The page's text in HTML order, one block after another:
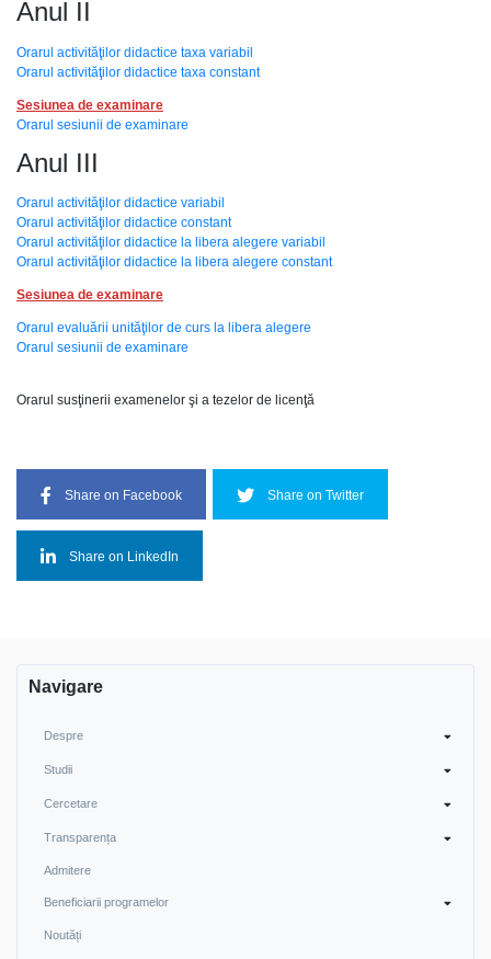
Anul II
Orarul activităţilor didactice taxa variabil
Orarul activităţilor didactice taxa constant
Sesiunea de examinare
Orarul sesiunii de examinare
Anul III
Orarul activităţilor didactice variabil
Orarul activităţilor didactice constant
Orarul activităţilor didactice la libera alegere variabil
Orarul activităţilor didactice la libera alegere constant
Sesiunea de examinare
Orarul evaluării unităţilor de curs la libera alegere
Orarul sesiunii de examinare
Orarul susţinerii examenelor şi a tezelor de licenţă
Share on Facebook Share on Twitter
Share on LinkedIn
Navigare
Despre
Studii
Cercetare
Transparența
Admitere
Beneficiarii programelor
Noutăți